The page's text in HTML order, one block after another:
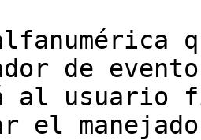
de
al usuario
el